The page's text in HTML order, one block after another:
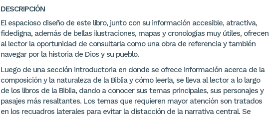
DESCRIPCIÓN
El espacioso diseño de este libro, junto con su información accesible, atractiva,
fidedigna, además de bellas ilustraciones, mapas y cronologías muy útiles, ofrecen
al lector la oportunidad de consultarla como una obra de referencia y también
navegar por la historia de Dios y su pueblo.
Luego de una sección introductoria en donde se ofrece información acerca de la
composición y la naturaleza de la Biblia y cómo leerla, se lleva al lector a lo largo
de los libros de la Biblia, dando a conocer sus temas principales, sus personajes y
pasajes más resaltantes. Los temas que requieren mayor atención son tratados
en los recuadros laterales para evitar la distacción de la narrativa central. Se